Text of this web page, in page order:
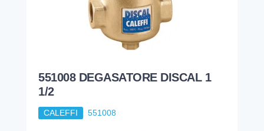
551008 DEGASATORE DISCAL 1
1/2
CALEFFI 551008